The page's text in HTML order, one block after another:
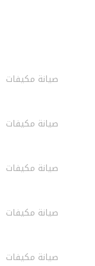
صيانة مكيفات
صيانة مكيفات
صيانة مكيفات
صيانة مكيفات
صيانة مكيفات